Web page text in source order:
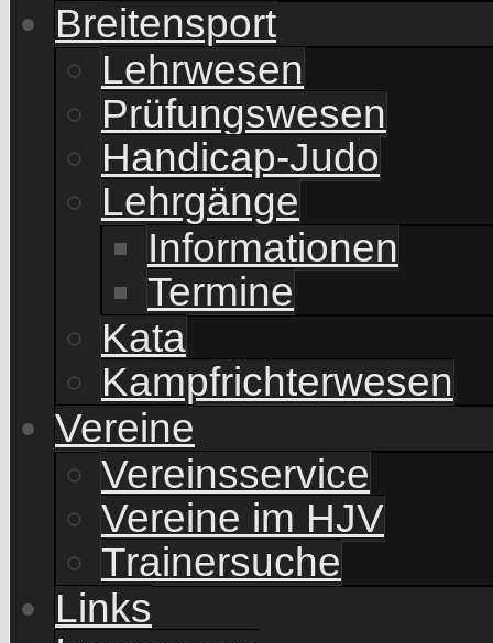
Breitensport
Lehrwesen
Prüfungswesen
Handicap-Judo
Lehrgänge
Informationen
Termine
Kata
Kampfrichterwesen
Vereine
Vereinsservice
Vereine im HJV
Trainersuche
Links